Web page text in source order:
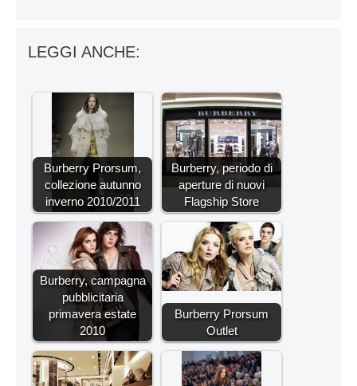
LEGGI ANCHE:
Burberry Prorsum,
collezione autunno
inverno 2010/2011
Burberry, periodo di
aperture di nuovi
Flagship Store
Burberry, campagna
pubblicitaria
primavera estate
2010
Burberry Prorsum
Outlet